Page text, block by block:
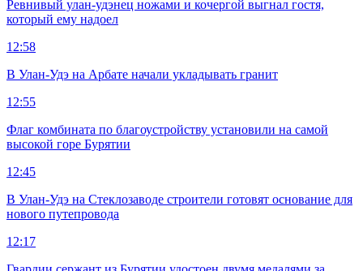
Ревнивый улан-удэнец ножами и кочергой выгнал гостя,
который ему надоел
12:58
В Улан-Удэ на Арбате начали укладывать гранит
12:55
Флаг комбината по благоустройству установили на самой
высокой горе Бурятии
12:45
В Улан-Удэ на Стеклозаводе строители готовят основание для
нового путепровода
12:17